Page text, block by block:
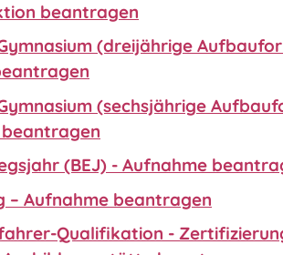
beantragen
(dreijährige
(sechsjährige
(BEJ) - Aufnahme
– Aufnahme beantragen
Qualifikation -